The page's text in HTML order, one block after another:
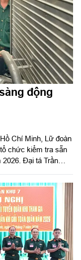
động
Chí Minh, Lữ đoàn
chức kiểm tra sẵn
2026. Đại tá Trần